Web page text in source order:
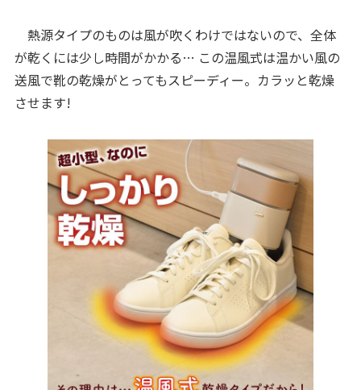
熱源タイプのものは風が吹くわけではないので、全体
が乾くには少し時間がかかる… この温風式は温かい風の
送風で靴の乾燥がとってもスピーディー。カラッと乾燥
させます!